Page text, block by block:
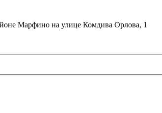
Марфино на улице Комдива Орлова, 1